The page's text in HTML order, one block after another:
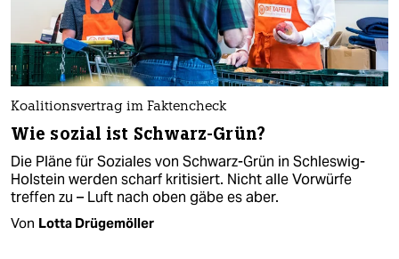
Koalitionsvertrag im Faktencheck
Wie sozial ist Schwarz-Grün?
Die Pläne für Soziales von Schwarz-Grün in Schleswig-
Holstein werden scharf kritisiert. Nicht alle Vorwürfe
treffen zu – Luft nach oben gäbe es aber.
Von Lotta Drügemöller